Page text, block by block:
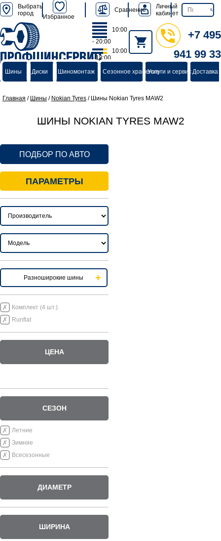
Выбрать
город
Избранное
Сравнение
Личный
кабинет
ПРОФШИНСЕРВИС
группа компаний
10:00
- 20:00
10:00
- 18:00
+7 495
941 99 33
Шины Диски Шиномонтаж Сезонное хранениеУслуги и сервисДоставка
Главная / Шины / Nokian Tyres / Шины Nokian Tyres MAW2
ШИНЫ NOKIAN TYRES MAW2
ПОДБОР ПО АВТО
ПАРАМЕТРЫ
Разноширокие шины
Комплект (4 шт.)
Runflat
ЦЕНА
СЕЗОН
Летние
Зимние
Всесезонные
ДИАМЕТР
ШИРИНА